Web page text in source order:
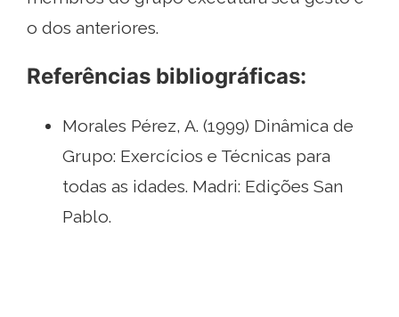
o dos anteriores.
Referências bibliográficas:
Morales Pérez, A. (1999) Dinâmica de
Grupo: Exercícios e Técnicas para
todas as idades. Madri: Edições San
Pablo.